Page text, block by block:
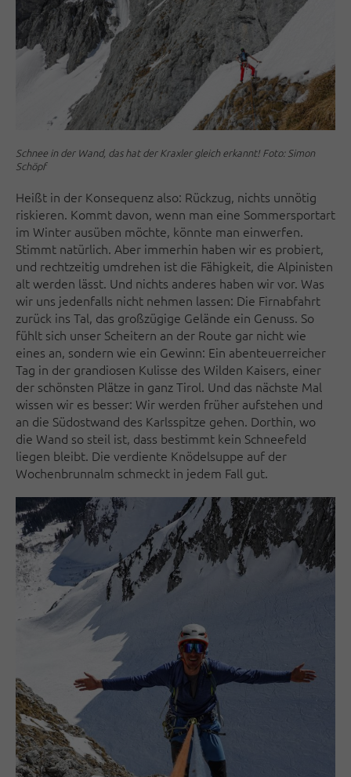
Schnee in der Wand, das hat der Kraxler gleich erkannt! Foto: Simon
Schöpf
Heißt in der Konsequenz also: Rückzug, nichts unnötig
riskieren. Kommt davon, wenn man eine Sommersportart
im Winter ausüben möchte, könnte man einwerfen.
Stimmt natürlich. Aber immerhin haben wir es probiert,
und rechtzeitig umdrehen ist die Fähigkeit, die Alpinisten
alt werden lässt. Und nichts anderes haben wir vor. Was
wir uns jedenfalls nicht nehmen lassen: Die Firnabfahrt
zurück ins Tal, das großzügige Gelände ein Genuss. So
fühlt sich unser Scheitern an der Route gar nicht wie
eines an, sondern wie ein Gewinn: Ein abenteuerreicher
Tag in der grandiosen Kulisse des Wilden Kaisers, einer
der schönsten Plätze in ganz Tirol. Und das nächste Mal
wissen wir es besser: Wir werden früher aufstehen und
an die Südostwand des Karlsspitze gehen. Dorthin, wo
die Wand so steil ist, dass bestimmt kein Schneefeld
liegen bleibt. Die verdiente Knödelsuppe auf der
Wochenbrunnalm schmeckt in jedem Fall gut.